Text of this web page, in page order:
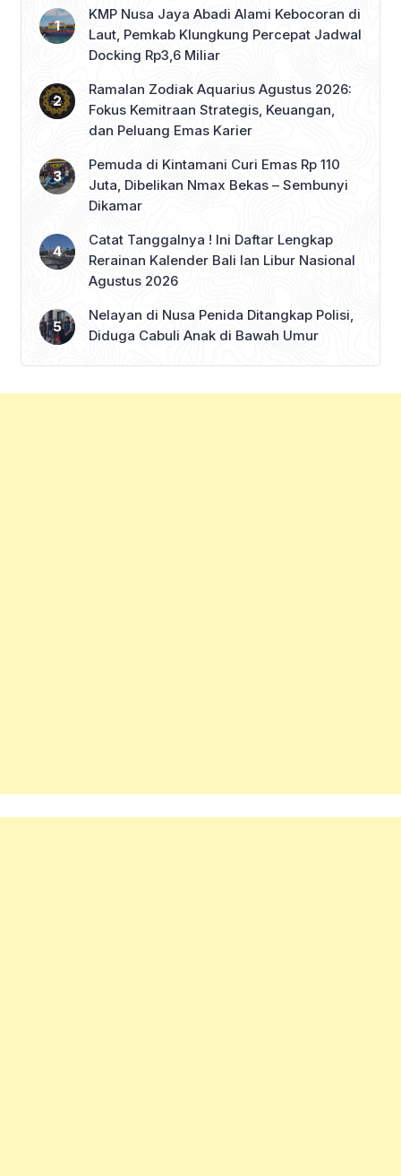
KMP Nusa Jaya Abadi Alami Kebocoran di
Laut, Pemkab Klungkung Percepat Jadwal
Docking Rp3,6 Miliar
Ramalan Zodiak Aquarius Agustus 2026:
Fokus Kemitraan Strategis, Keuangan,
dan Peluang Emas Karier
Pemuda di Kintamani Curi Emas Rp 110
Juta, Dibelikan Nmax Bekas – Sembunyi
Dikamar
Catat Tanggalnya ! Ini Daftar Lengkap
Rerainan Kalender Bali lan Libur Nasional
Agustus 2026
Nelayan di Nusa Penida Ditangkap Polisi,
Diduga Cabuli Anak di Bawah Umur